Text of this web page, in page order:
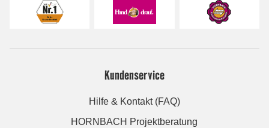
Kundenservice
Hilfe & Kontakt (FAQ)
HORNBACH Projektberatung